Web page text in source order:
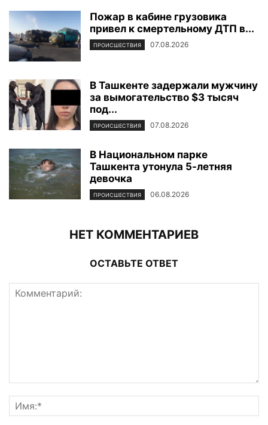
Пожар в кабине грузовика
привел к смертельному ДТП в...
ПРОИСШЕСТВИЯ 07.08.2026
В Ташкенте задержали мужчину
за вымогательство $3 тысяч
под...
ПРОИСШЕСТВИЯ 07.08.2026
В Национальном парке
Ташкента утонула 5-летняя
девочка
ПРОИСШЕСТВИЯ 06.08.2026
НЕТ КОММЕНТАРИЕВ
ОСТАВЬТЕ ОТВЕТ